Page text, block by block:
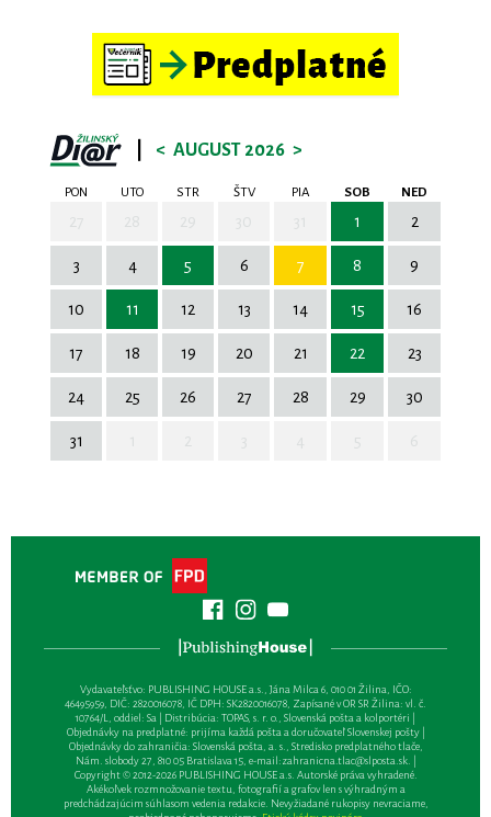
< AUGUST 2026 >
PON UTO STR ŠTV PIA SOB NED
1 2
3 4 5 6 7 8 9
10 11 12 13 14 15 16
17 18 19 20 21 22 23
24 25 26 27 28 29 30
31
Vydavateľsťvo: PUBLISHING HOUSE a.s., Jána Milca 6, 010 01 Žilina, IČO:
46495959, DIČ: 2820016078, IČ DPH: SK2820016078, Zapísané v OR SR Žilina: vl. č.
10764/L, oddiel: Sa | Distribúcia: TOPAS, s. r. o., Slovenská pošta a kolportéri |
Objednávky na predplatné: prijíma každá pošta a doručovateľ Slovenskej pošty |
Objednávky do zahraničia: Slovenská pošta, a. s., Stredisko predplatného tlače,
Nám. slobody 27, 810 05 Bratislava 15, e-mail:zahranicna.tlac@slposta.sk. |
Copyright © 2012-2026 PUBLISHING HOUSE a.s. Autorské práva vyhradené.
Akékoľvek rozmnožovanie textu, fotografií a grafov len s výhradným a
predchádzajúcim súhlasom vedenia redakcie. Nevyžiadané rukopisy nevraciame,